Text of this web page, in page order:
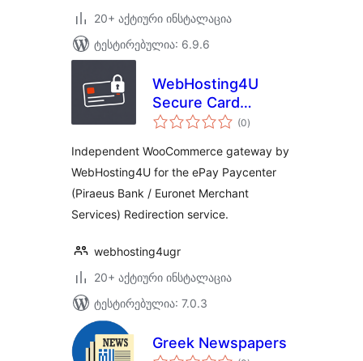
20+ აქტიური ინსტალაცია
ტესტირებულია: 6.9.6
WebHosting4U
Secure Card
Gateway for ePay
Bank)
(0საერთო
რეიტინგი
)
Independent WooCommerce gateway by
WebHosting4U for the ePay Paycenter
(Piraeus Bank / Euronet Merchant
Services) Redirection service.
webhosting4ugr
20+ აქტიური ინსტალაცია
ტესტირებულია: 7.0.3
Greek Newspapers
საერთო